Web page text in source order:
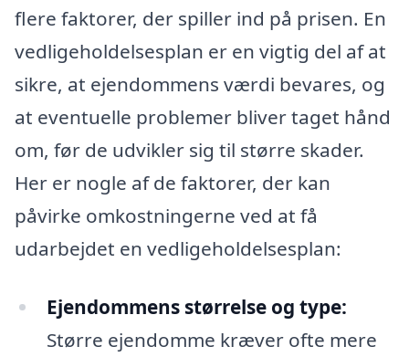
flere faktorer, der spiller ind på prisen. En
vedligeholdelsesplan er en vigtig del af at
sikre, at ejendommens værdi bevares, og
at eventuelle problemer bliver taget hånd
om, før de udvikler sig til større skader.
Her er nogle af de faktorer, der kan
påvirke omkostningerne ved at få
udarbejdet en vedligeholdelsesplan:
Ejendommens størrelse og type:
Større ejendomme kræver ofte mere